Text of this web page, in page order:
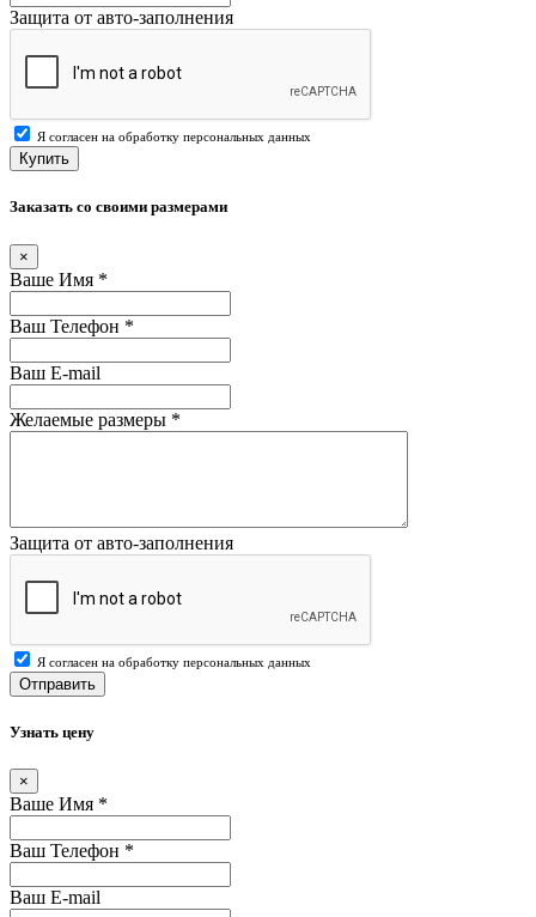
Защита от авто-заполнения
Я согласен на обработку персональных данных
Купить
Заказать со своими размерами
×
Ваше Имя *
Ваш Телефон *
Ваш E-mail
Желаемые размеры *
Защита от авто-заполнения
Я согласен на обработку персональных данных
Отправить
Узнать цену
×
Ваше Имя *
Ваш Телефон *
Ваш E-mail